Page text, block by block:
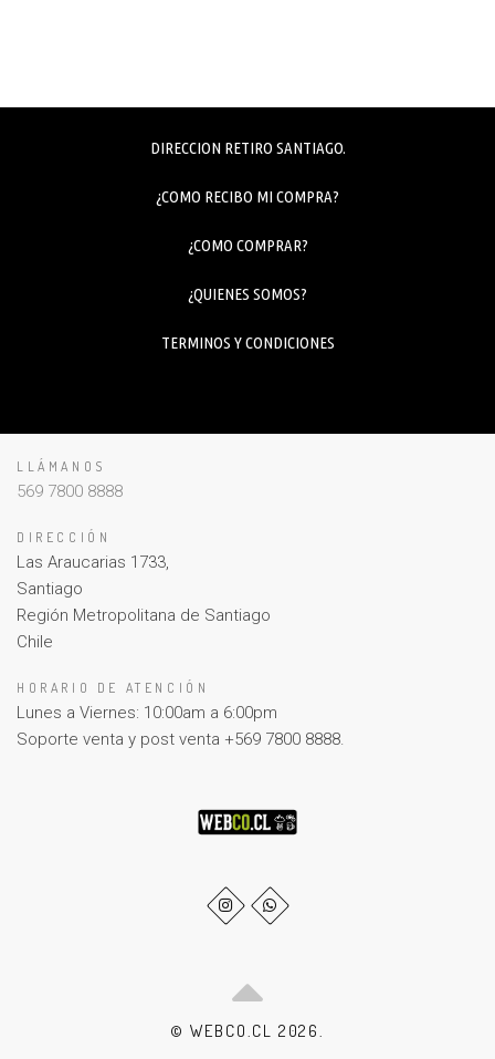
DIRECCION RETIRO SANTIAGO.
¿COMO RECIBO MI COMPRA?
¿COMO COMPRAR?
¿QUIENES SOMOS?
TERMINOS Y CONDICIONES
LLÁMANOS
569 7800 8888
DIRECCIÓN
Las Araucarias 1733,
Santiago
Región Metropolitana de Santiago
Chile
HORARIO DE ATENCIÓN
Lunes a Viernes: 10:00am a 6:00pm
Soporte venta y post venta +569 7800 8888.
© WEBCO.CL 2026.